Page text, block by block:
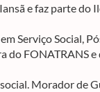
e faz parte do
Serviço Social,
do FONATRANS e
Morador de